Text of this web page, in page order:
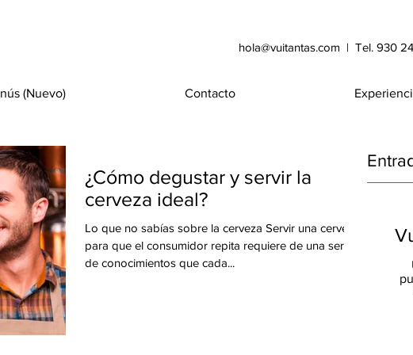
hola@vuitantas.com | Tel. 930
(Nuevo) Contacto
¿Cómo degustar y servir la
cerveza ideal?
Lo que no sabías sobre la cerveza Servir una cerveza
para que el consumidor repita requiere de una serie
de conocimientos que cada...